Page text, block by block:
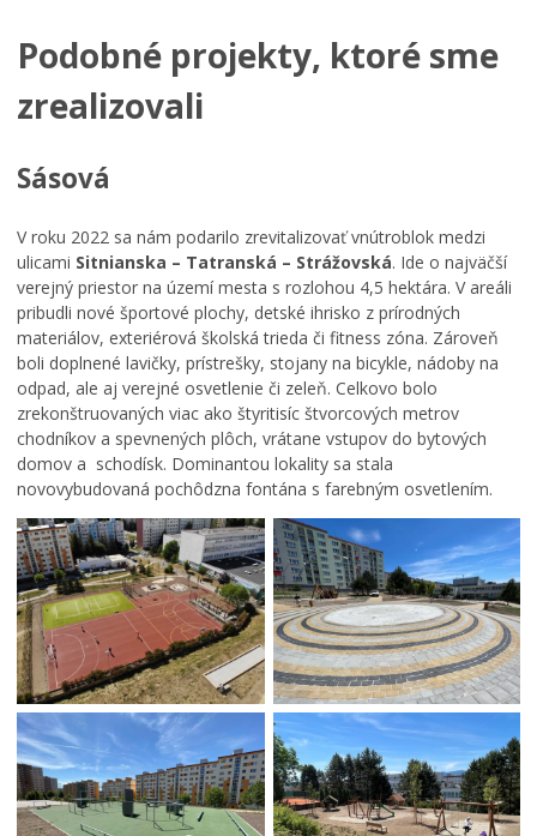
Podobné projekty, ktoré sme
zrealizovali
Sásová
V roku 2022 sa nám podarilo zrevitalizovať vnútroblok medzi
ulicami Sitnianska – Tatranská – Strážovská. Ide o najväčší
verejný priestor na území mesta s rozlohou 4,5 hektára. V areáli
pribudli nové športové plochy, detské ihrisko z prírodných
materiálov, exteriérová školská trieda či fitness zóna. Zároveň
boli doplnené lavičky, prístrešky, stojany na bicykle, nádoby na
odpad, ale aj verejné osvetlenie či zeleň. Celkovo bolo
zrekonštruovaných viac ako štyritisíc štvorcových metrov
chodníkov a spevnených plôch, vrátane vstupov do bytových
domov a schodísk. Dominantou lokality sa stala
novovybudovaná pochôdzna fontána s farebným osvetlením.